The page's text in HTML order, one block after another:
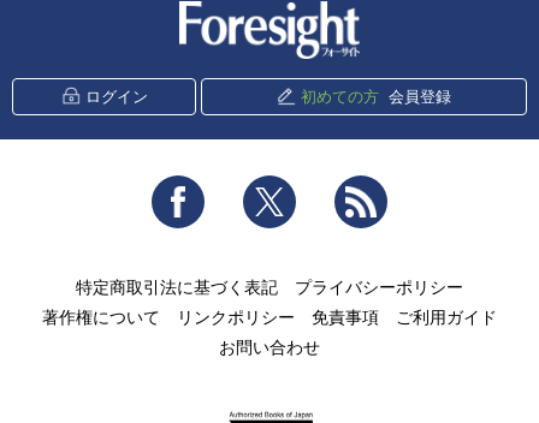
ログイン 初めての方 会員登録
Facebook Twitter
特定商取引法に基づく表記
プライバシーポリシー
著作権について
リンクポリシー 免責事項
ご利用ガイド
お問い合わせ